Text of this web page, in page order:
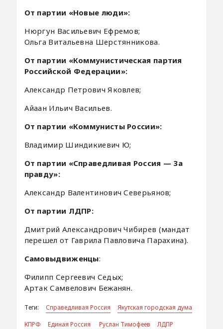
От партии «Новые люди»:
Нюргун Васильевич Ефремов;
Ольга Витальевна Шерстянникова.
От партии «Коммунистическая партия
Российской Федерации»:
Александр Петрович Яковлев;
Айаан Ильич Васильев.
От партии «Коммунисты России»:
Владимир Шиндикиевич Ю;
От партии «Справедливая Россия — 3а
правду»:
Александр Валентинович Северьянов;
От партии ЛДПР:
Дмитрий Александрович Чибирев (мандат
перешел от Гаврила Павловича Парахина).
Самовыдвиженцы:
Филипп Сергеевич Седых;
Артак Самвелович Бежанян.
Теги: Справедливая Россия
Якутская городская дума
КПРФ
Единая Россия Руслан Тимофеев ЛДПР